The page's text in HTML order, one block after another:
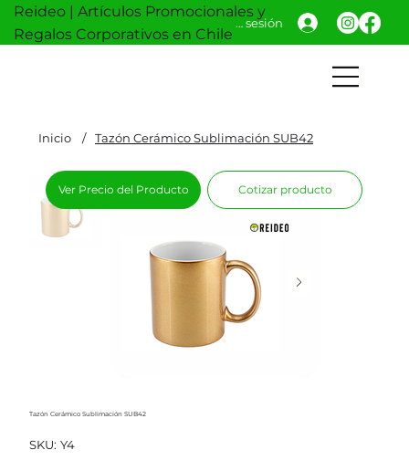
Reideo | Artículos Promocionales y
Regalos Corporativos en Chile
Iniciar sesión
Inicio / Tazón Cerámico Sublimación SUB42
Tazón Cerámico Sublimación SUB42
SKU: SKU
Y4
Y4
Ver Precio del Producto Cotizar producto